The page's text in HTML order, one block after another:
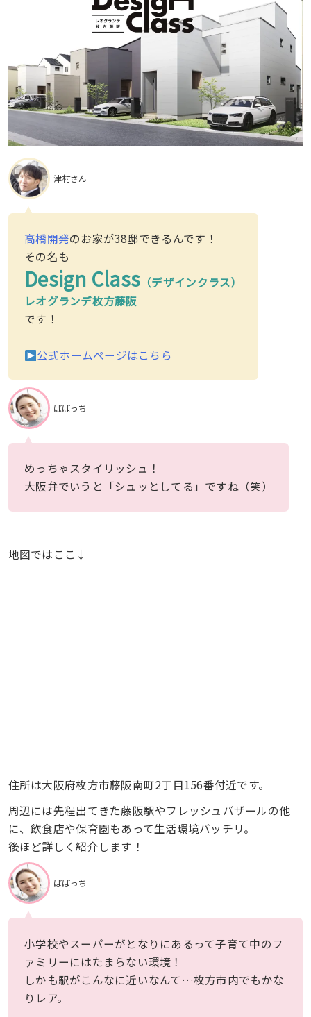
津村さん
高橋開発のお家が38邸できるんです！
その名も
Design Class （デザインクラス）
レオグランデ枚方藤阪
です！
公式ホームページはこちら
ばばっち
めっちゃスタイリッシュ！
大阪弁でいうと「シュッとしてる」ですね（笑）
地図ではここ↓
住所は大阪府枚方市藤阪南町2丁目156番付近です。
周辺には先程出てきた藤阪駅やフレッシュバザールの他
に、飲食店や保育園もあって生活環境バッチリ。
後ほど詳しく紹介します！
ばばっち
小学校やスーパーがとなりにあるって子育て中のフ
ァミリーにはたまらない環境！
しかも駅がこんなに近いなんて…枚方市内でもかな
りレア。